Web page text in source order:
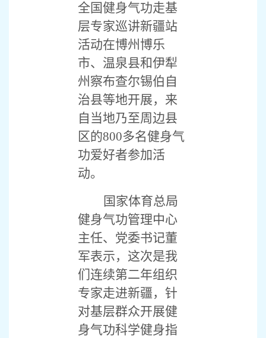
全国健身气功走基
层专家巡讲新疆站
活动在博州博乐
市、温泉县和伊犁
州察布查尔锡伯自
治县等地开展，来
自当地乃至周边县
区的800多名健身气
功爱好者参加活
动。
国家体育总局
健身气功管理中心
主任、党委书记董
军表示，这次是我
们连续第二年组织
专家走进新疆，针
对基层群众开展健
身气功科学健身指